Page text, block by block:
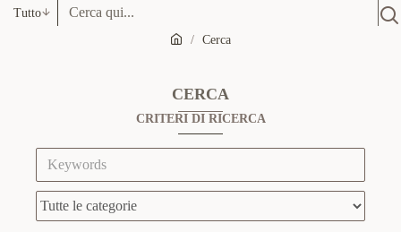
Tutto
Cerca
CERCA
CRITERI DI RICERCA